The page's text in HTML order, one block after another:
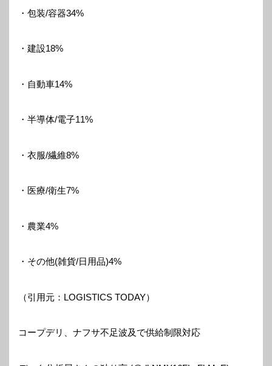
・包装/容器34%
・建設18%
・自動車14%
・半導体/電子11%
・衣服/繊維8%
・医療/衛生7%
・農業4%
・その他(雑貨/日用品)4%
（引用元：LOGISTICS TODAY）
コープデリ、ナフサ不足波及で供給制限対応